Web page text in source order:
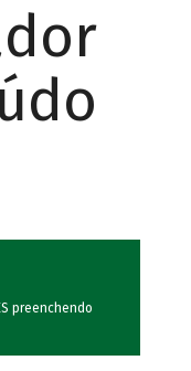
preenchendo